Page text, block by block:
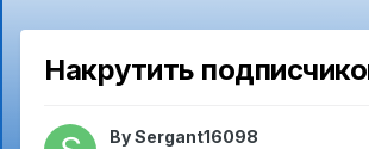
Накрутить
BySergant16098